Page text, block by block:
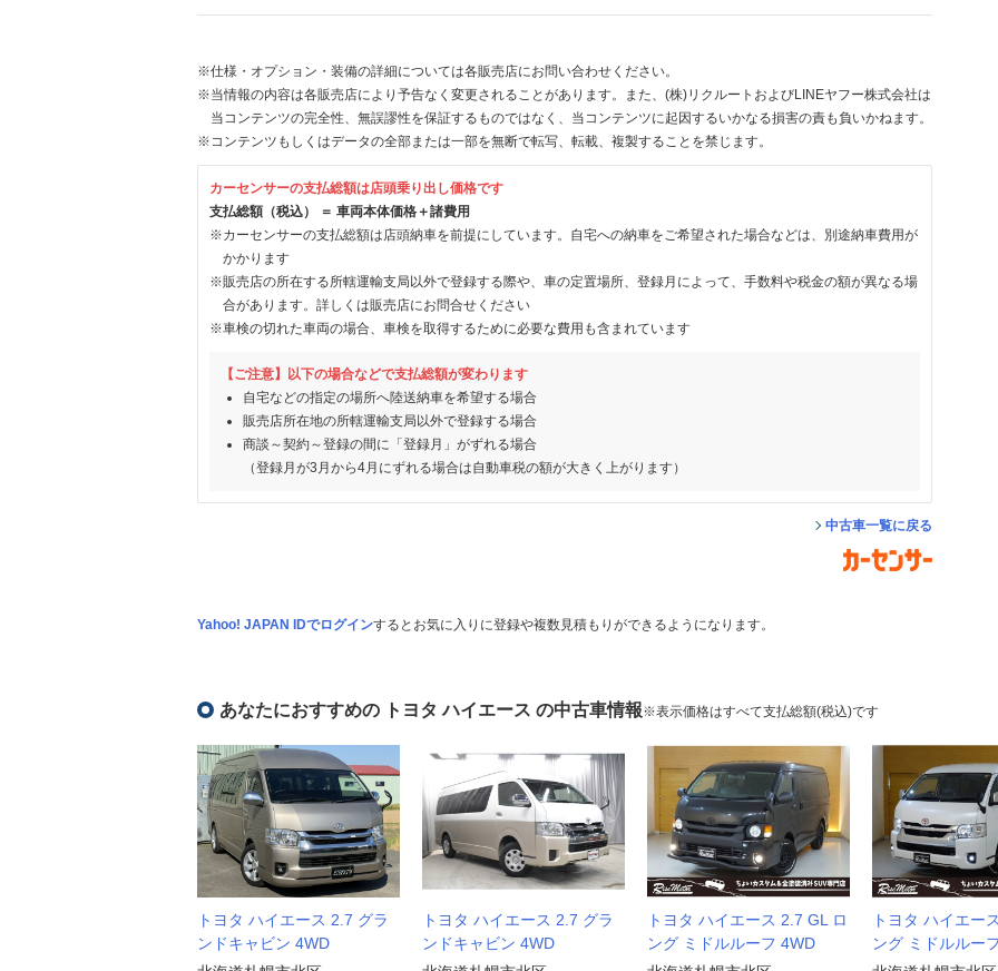
※仕様・オプション・装備の詳細については各販売店にお問い合わせください。
※当情報の内容は各販売店により予告なく変更されることがあります。また、(株)リクルートおよびLINEヤフー株式会社は
当コンテンツの完全性、無誤謬性を保証するものではなく、当コンテンツに起因するいかなる損害の責も負いかねます。
※コンテンツもしくはデータの全部または一部を無断で転写、転載、複製することを禁じます。
カーセンサーの支払総額は店頭乗り出し価格です
支払総額（税込） ＝ 車両本体価格＋諸費用
※カーセンサーの支払総額は店頭納車を前提にしています。自宅への納車をご希望された場合などは、別途納車費用が
かかります
※販売店の所在する所轄運輸支局以外で登録する際や、車の定置場所、登録月によって、手数料や税金の額が異なる場
合があります。詳しくは販売店にお問合せください
※車検の切れた車両の場合、車検を取得するために必要な費用も含まれています
【ご注意】以下の場合などで支払総額が変わります
自宅などの指定の場所へ陸送納車を希望する場合
販売店所在地の所轄運輸支局以外で登録する場合
商談～契約～登録の間に「登録月」がずれる場合
（登録月が3月から4月にずれる場合は自動車税の額が大きく上がります）
中古車一覧に戻る
Yahoo! JAPAN IDでログインするとお気に入りに登録や複数見積もりができるようになります。
あなたにおすすめの トヨタ ハイエース の中古車情報※表示価格はすべて支払総額(税込)です
トヨタ ハイエース 2.7 グラ
ンドキャビン 4WD
トヨタ ハイエース 2.7 グラ
ンドキャビン 4WD
トヨタ ハイエース 2.7 GL ロ
ング ミドルルーフ 4WD
トヨタ ハイエー
ング ミドルルー